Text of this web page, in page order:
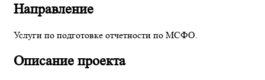
Направление
Услуги по подготовке отчетности по МСФО.
Описание проекта